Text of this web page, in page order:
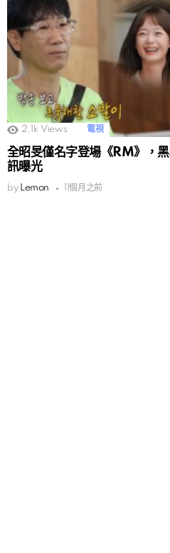
2.1k Views 電視
全昭旻僅名字登場《RM》，
訊曝光
by Lemon 11個月之前